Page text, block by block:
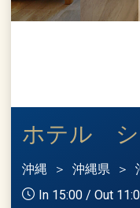
ホテル
沖縄 沖縄県
In 15:00 / Out